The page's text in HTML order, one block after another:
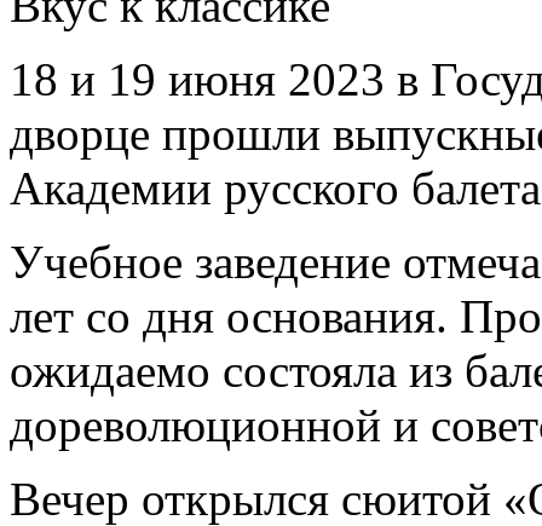
18 и 19 июня 2023 в
дворце прошли
Академии русского
Учебное заведение
лет со дня основания.
ожидаемо состояла из
дореволюционной и
Вечер открылся сюитой